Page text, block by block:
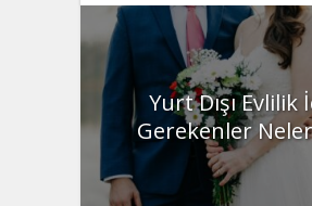
Yurt Dışı Evlilik
Gerekenler